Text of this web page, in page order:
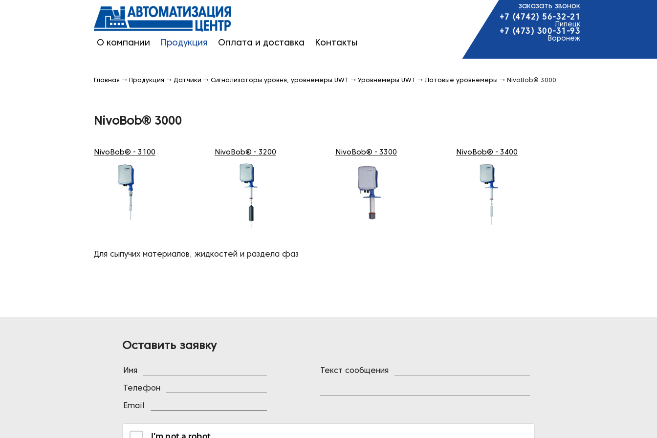
О компании Продукция Оплата и доставка Контакты
заказать звонок
+7 (4742) 56-32-21
Липецк
+7 (473) 300-31-93
Воронеж
Главная → Продукция → Датчики → Сигнализаторы уровня, уровнемеры UWT → Уровнемеры UWT → Лотовые уровнемеры → NivoBob® 3000
NivoBob® 3000
NivoBob® - 3100 NivoBob® - 3200 NivoBob® - 3300 NivoBob® - 3400
Для сыпучих материалов, жидкостей и раздела фаз
Оставить заявку
Имя
Телефон
Email
Текст сообщения